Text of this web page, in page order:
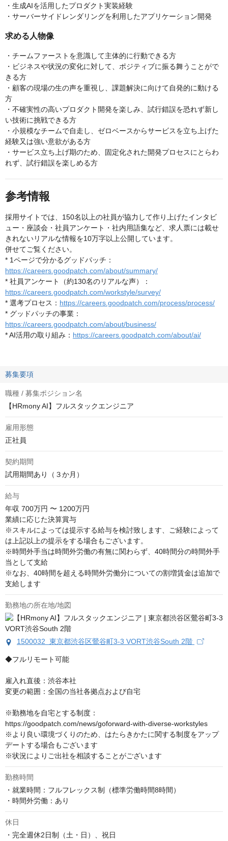
・生成AIを活用したプロダクト実装経験
・サーバーサイドレンダリングを利用したアプリケーション開発
求める人物像
・チームファーストを意識して主体的に行動できる方
・ビジネスや状況の変化に対して、ポジティブに振る舞うことがで
きる方
・顧客の現場の生の声を重視し、課題解決に向けて自発的に動ける
方
・不確実性の高いプロダクト開発を楽しみ、試行錯誤を恐れず新し
い技術に挑戦できる方
・小規模なチームで自走し、ゼロベースからサービスを立ち上げた
経験又は強い意欲がある方
・サービス立ち上げ期のため、固定化された開発プロセスにとらわ
れず、試行錯誤を楽しめる方
参考情報
採用サイトでは、150名以上の社員が協力して作り上げたインタビ
ュー・座談会・社員アンケート・社内用語集など、求人票には載せ
きれないリアルな情報を10万字以上公開しています。
併せてご覧ください。
* 1ページで分かるグッドパッチ：
https://careers.goodpatch.com/about/summary/
* 社員アンケート（約130名のリアルな声）：
https://careers.goodpatch.com/workstyle/survey/
* 選考プロセス： https://careers.goodpatch.com/process/process/
* グッドパッチの事業：
https://careers.goodpatch.com/about/business/
* AI活用の取り組み： https://careers.goodpatch.com/about/ai/
募集要項
職種 / 募集ポジション名
【HRmony AI】フルスタックエンジニア
雇用形態
正社員
契約期間
試用期間あり（３か月）
給与
年収 700万円 〜 1200万円
業績に応じた決算賞与
※スキルによっては提示する給与を検討致します、ご経験によって
は上記以上の提示をする場合もございます。
※時間外手当は時間外労働の有無に関わらず、40時間分の時間外手
当として支給
※なお、40時間を超える時間外労働分についての割増賃金は追加で
支給します
勤務地の所在地/地図
1500032 東京都渋谷区鶯谷町3-3 VORT渋谷South 2階
◆フルリモート可能
雇入れ直後：渋谷本社
変更の範囲：全国の当社各拠点および自宅
※勤務地を自宅とする制度：
https://goodpatch.com/news/goforward-with-diverse-workstyles
※より良い環境づくりのため、はたらきかたに関する制度をアップ
デートする場合もございます
※状況によりご出社を相談することがございます
勤務時間
・就業時間：フルフレックス制（標準労働時間8時間）
・時間外労働：あり
休日
・完全週休2日制（土・日）、祝日